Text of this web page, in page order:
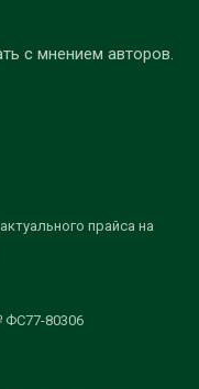
с мнением авторов.
прайса на
80306